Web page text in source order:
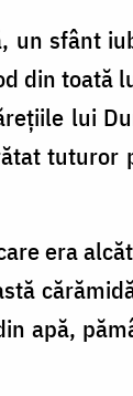
un sfânt
din toată
lui
era
apă,